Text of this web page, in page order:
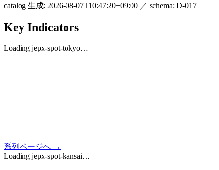
catalog 生成: 2026-08-07T10:47:20+09:00 ／ schema: D-017
Key Indicators
Loading jepx-spot-tokyo…
系列ページへ →
Loading jepx-spot-kansai…